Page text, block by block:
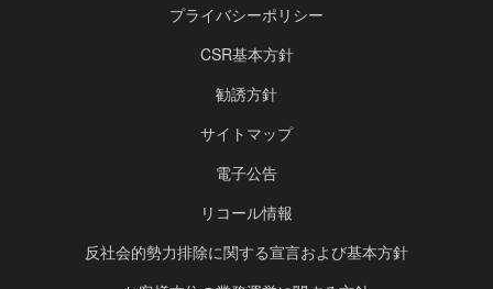
プライバシーポリシー
CSR基本方針
勧誘方針
サイトマップ
電子公告
リコール情報
反社会的勢力排除に関する宣言および基本方針